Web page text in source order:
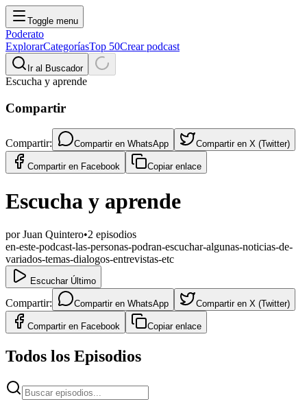
Toggle menu
Poderato
ExplorarCategoríasTop 50Crear podcast
Ir al Buscador
Escucha y aprende
Compartir
Compartir: Compartir en WhatsApp Compartir en X (Twitter)
Compartir en Facebook Copiar enlace
Escucha y aprende
porJuan Quintero•2 episodios
en-este-podcast-las-personas-podran-escuchar-algunas-noticias-de-
variados-temas-dialogos-entrevistas-etc
Escuchar Último
Compartir: Compartir en WhatsApp Compartir en X (Twitter)
Compartir en Facebook Copiar enlace
Todos los Episodios